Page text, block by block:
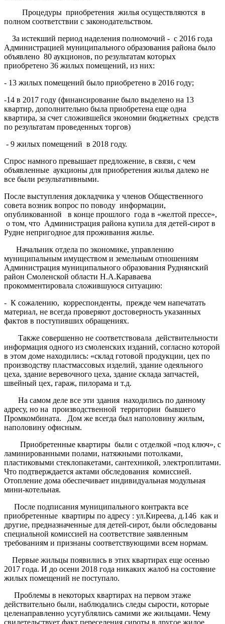
Процедуры приобретения жилья осуществляются в
полном соответствии с законодательством.
За истекший период наделения полномочий - с 2016 года
Администрацией муниципального образования района было
объявлено 80 аукционов, по результатам которых
приобретено 36 жилых помещений, из них:
- 13 жилых помещений было приобретено в 2016 году;
-14 в 2017 году (финансирование было выделено на 13
квартир, дополнительно была приобретена еще одна
квартира, за счет сложившейся экономии бюджетных средств
по результатам проведенных торгов)
- 9 жилых помещений в 2018 году.
Спрос намного превышает предложение, в связи, с чем
объявленные аукционы для приобретения жилья далеко не
все были результативными.
После выступления докладчика у членов Общественного
совета возник вопрос по поводу информации,
опубликованной в конце прошлого года в «желтой прессе»,
о том, что Администрация района купила для детей-сирот в
Рудне непригодное для проживания жилье.
Начальник отдела по экономике, управлению
муниципальным имуществом и земельным отношениям
Администрация муниципального образования Руднянский
район Смоленской области Н.А.Караваева
прокомментировала сложившуюся ситуацию:
- К сожалению, корреспонденты, прежде чем напечатать
материал, не всегда проверяют достоверность указанных
фактов в поступивших обращениях.
Также совершенно не соответствовала действительности
информация одного из смоленских изданий, согласно которой
в этом доме находились: «склад готовой продукции, цех по
производству пластмассовых изделий, здание одеяльного
цеха, здание веревочного цеха, здание склада запчастей,
швейный цех, гараж, пилорама и т.д.
На самом деле все эти здания находились по данному
адресу, но на производственной территории бывшего
Промкомбината. Дом же всегда был наполовину жилым,
наполовину офисным.
Приобретенные квартиры были с отделкой «под ключ», с
ламинированными полами, натяжными потолками,
пластиковыми стеклопакетами, сантехникой, электроплитами.
Что подтверждается актами обследования комиссией.
Отопление дома обеспечивает индивидуальная модульная
мини-котельная.
После подписания муниципального контракта все
приобретенные квартиры по адресу : ул.Киреева, д.146 как и
другие, предназначенные для детей-сирот, были обследованы
специальной комиссией на соответствие заявленным
требованиям и признаны соответствующими всем нормам.
Первые жильцы появились в этих квартирах еще осенью
2017 года. И до осени 2018 года никаких жалоб на состояние
жилых помещений не поступало.
Проблемы в некоторых квартирах на первом этаже
действительно были, наблюдались следы сырости, которые
целенаправленно усугублялись самими же жильцами. Чему
свидетельствует факт переселения сироты в другое жилое